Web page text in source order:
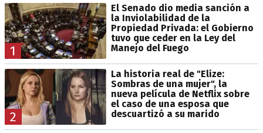
1
El Senado dio media sanción a
la Inviolabilidad de la
Propiedad Privada: el Gobierno
tuvo que ceder en la Ley del
Manejo del Fuego
2
La historia real de "Elize:
Sombras de una mujer", la
nueva película de Netflix sobre
el caso de una esposa que
descuartizó a su marido